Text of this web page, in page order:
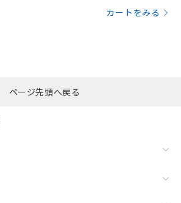
カートをみる
ページ先頭へ戻る